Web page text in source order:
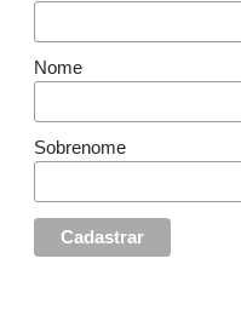
Nome
Sobrenome